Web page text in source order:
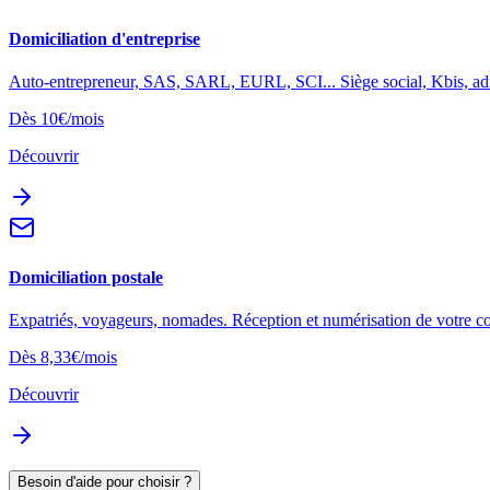
Domiciliation d'entreprise
Auto-entrepreneur, SAS, SARL, EURL, SCI... Siège social, Kbis,
Dès 10€/mois
Découvrir
Domiciliation postale
Expatriés, voyageurs, nomades. Réception et numérisation de votre
Dès 8,33€/mois
Découvrir
Besoin d'aide pour choisir ?